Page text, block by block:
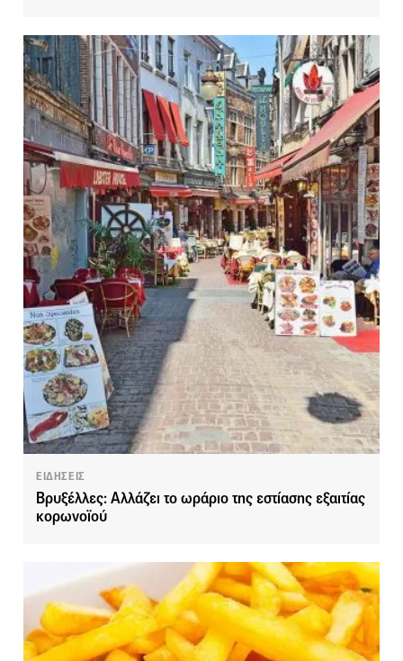
ΕΙΔΗΣΕΙΣ
Βρυξέλλες: Αλλάζει το ωράριο της εστίασης εξαιτίας
κορωνοϊού